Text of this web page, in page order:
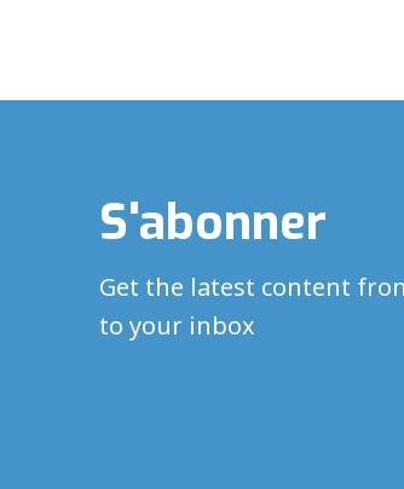
S'abonner
Get the latest content
to your inbox